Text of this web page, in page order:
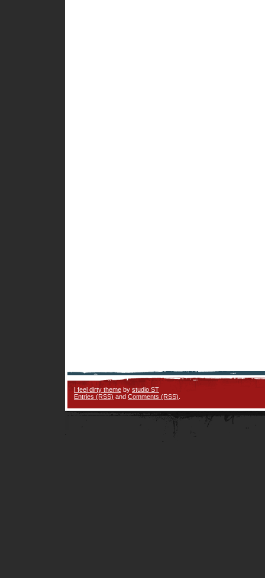
I feel dirty theme by studio ST
Entries (RSS) and Comments (RSS)